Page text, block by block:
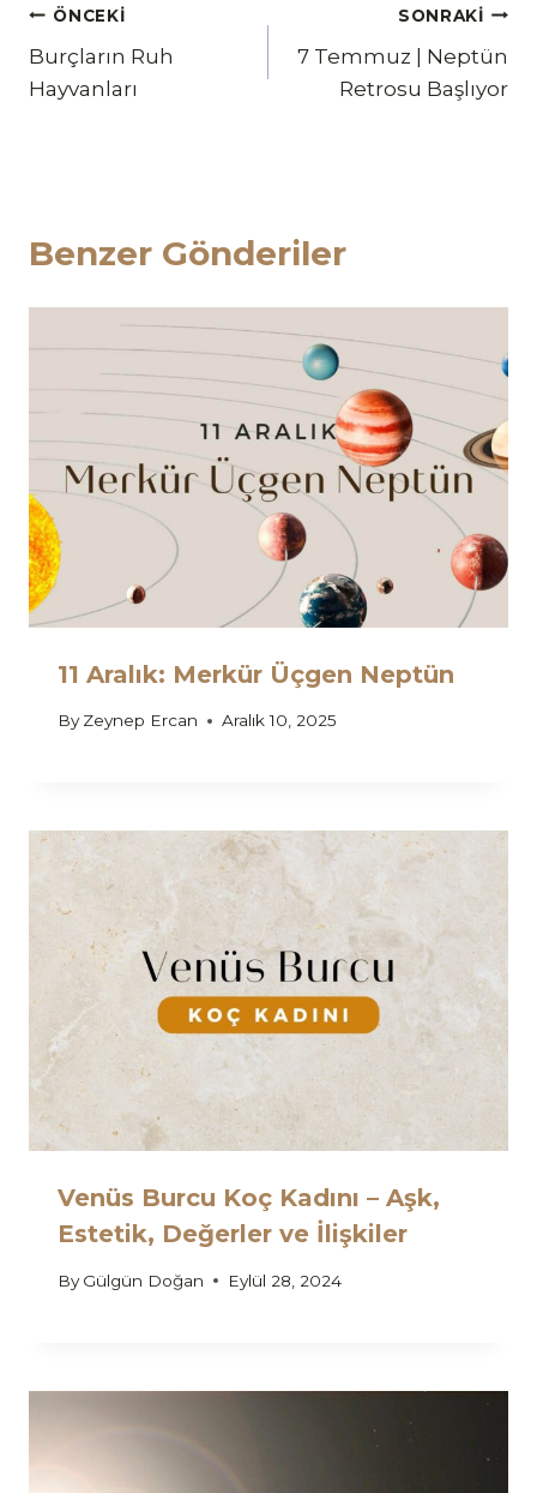
Yazı
gezinmesi
ÖNCEKI
Burçların Ruh
Hayvanları
SONRAKI
7 Temmuz | Neptün
Retrosu Başlıyor
Benzer Gönderiler
11 Aralık: Merkür Üçgen Neptün
By Zeynep Ercan Aralık 10, 2025
Venüs Burcu Koç Kadını – Aşk,
Estetik, Değerler ve İlişkiler
By Gülgün Doğan Eylül 28, 2024